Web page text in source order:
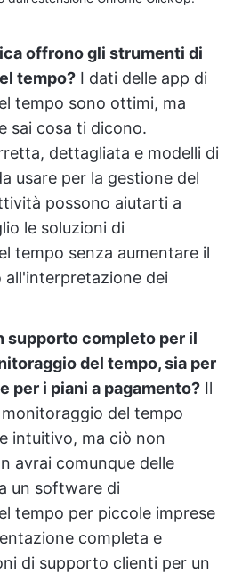
offrono gli strumenti di
tempo? I dati delle app di
tempo sono ottimi, ma
sai cosa ti dicono.
dettagliata e modelli di
usare per la gestione del
possono aiutarti a
le soluzioni di
tempo senza aumentare il
dei
supporto completo per il
del tempo, sia per
per i piani a pagamento? Il
del tempo
intuitivo, ma ciò non
avrai comunque delle
un software di
tempo per piccole imprese
completa e
di supporto clienti per un